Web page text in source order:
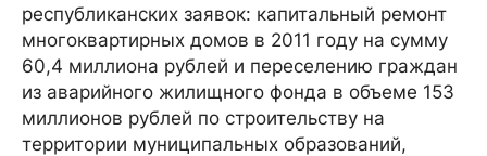
республиканских заявок: капитальный ремонт
многоквартирных домов в 2011 году на сумму
60,4 миллиона рублей и переселению граждан
из аварийного жилищного фонда в объеме 153
миллионов рублей по строительству на
территории муниципальных образований,